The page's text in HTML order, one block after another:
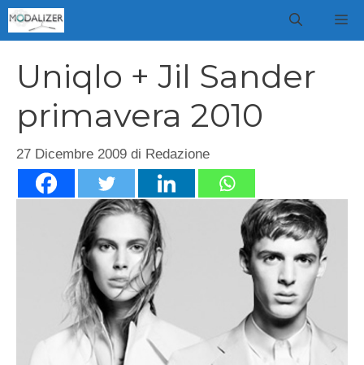
Vai
al
Uniqlo + Jil Sander
primavera 2010
27 Dicembre 2009 di Redazione